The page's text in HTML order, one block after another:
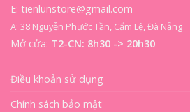
E: tienlunstore@gmail.com
A: 38 Nguyễn Phước Tần, Cẩm Lệ, Đà Nẵng
Mở cửa: T2-CN: 8h30 -> 20h30
Điều khoản sử dụng
Chính sách bảo mật